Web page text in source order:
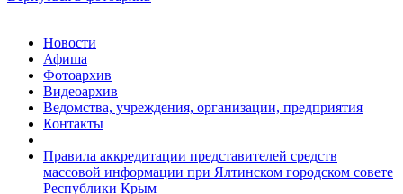
Новости
Афиша
Фотоархив
Видеоархив
Ведомства, учреждения, организации, предприятия
Контакты
Правила аккредитации представителей средств
массовой информации при Ялтинском городском совете
Республики Крым